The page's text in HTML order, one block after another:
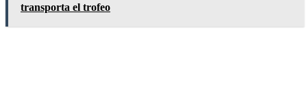
transporta el trofeo